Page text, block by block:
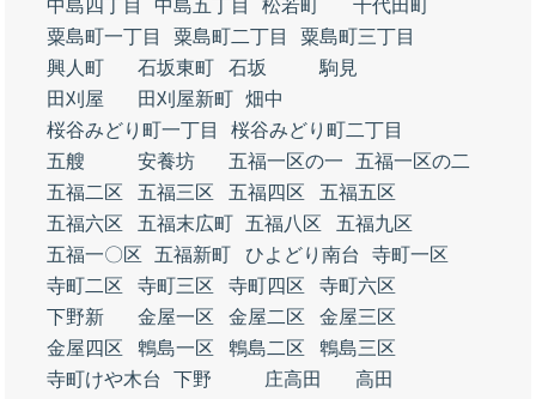
中島四丁目
中島五丁目 松若町
千代田町
粟島町一丁目
粟島町二丁目
粟島町三丁目
興人町
石坂東町 石坂
駒見
田刈屋
田刈屋新町 畑中
桜谷みどり町一丁目
桜谷みどり町二丁目
五艘
安養坊 五福一区の一
五福一区の二
五福二区
五福三区 五福四区
五福五区
五福六区
五福末広町 五福八区
五福九区
五福一〇区
五福新町 ひよどり南台
寺町一区
寺町二区
寺町三区 寺町四区
寺町六区
下野新
金屋一区 金屋二区
金屋三区
金屋四区
鵯島一区 鵯島二区
鵯島三区
寺町けや木台
下野 庄高田
高田